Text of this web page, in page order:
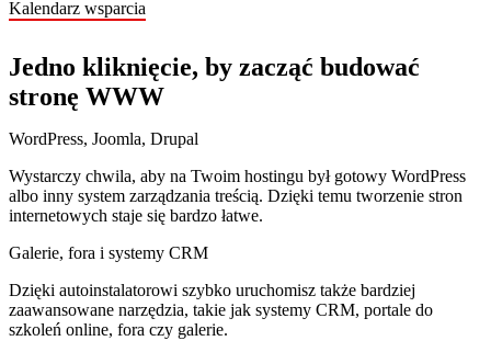
Kalendarz wsparcia
Jedno kliknięcie, by zacząć budować
stronę WWW
WordPress, Joomla, Drupal
Wystarczy chwila, aby na Twoim hostingu był gotowy WordPress
albo inny system zarządzania treścią. Dzięki temu tworzenie stron
internetowych staje się bardzo łatwe.
Galerie, fora i systemy CRM
Dzięki autoinstalatorowi szybko uruchomisz także bardziej
zaawansowane narzędzia, takie jak systemy CRM, portale do
szkoleń online, fora czy galerie.